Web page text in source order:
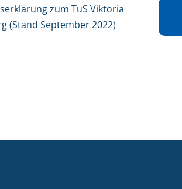
zum TuS Viktoria
(Stand September 2022)